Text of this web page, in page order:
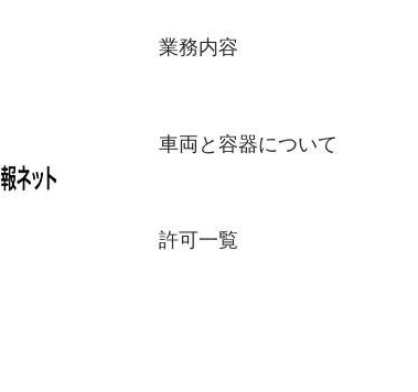
​業務内容
​車両と容器について
​許可一覧